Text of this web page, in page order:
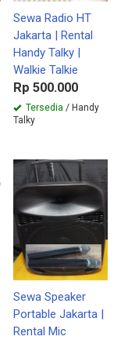
Sewa Radio HT
Jakarta | Rental
Handy Talky |
Walkie Talkie
Rp 500.000
Tersedia / Handy
Talky
Sewa Speaker
Portable Jakarta |
Rental Mic